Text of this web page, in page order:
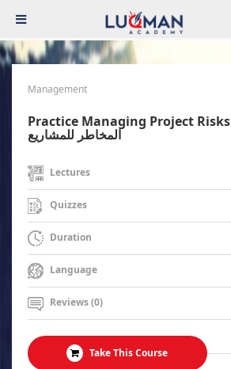
Management
Practice Managing Project Risks تطبيق إدارة
المخاطر للمشاريع
Lectures
Quizzes
Duration
Language
Reviews (0)
Take This Course